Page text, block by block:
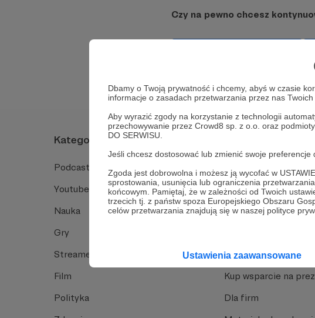
Dbamy o Twoją prywatność i chcemy, abyś w czasie
informacje o zasadach przetwarzania przez nas Twoich
Aby wyrazić zgody na korzystanie z technologii
przechowywanie przez Crowd8 sp. z o.o. oraz
DO SERWISU.
Jeśli chcesz dostosować lub zmienić swoje preferencje
Zgoda jest dobrowolna i możesz ją wycofać w
sprostowania, usunięcia lub ograniczenia
końcowym. Pamiętaj, że w zależności od Twoich
trzecich tj. z państw spoza Europejskiego Obszaru
celów przetwarzania znajdują się w naszej polityce
Ustawienia zaawansowane
Czy na pewno chcesz
Kategorie
Podcast
Youtube
Nauka
Gry
Streamerzy
Film
Polityka
Jak to działa
Funkcje Patronite
Dlaczego Patronite?
Opinie Twórców
Kup wsparcie na
Dla firm